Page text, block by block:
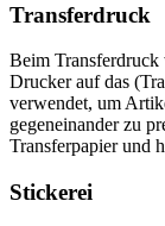
Transferdruck
Beim Transferdruck
Drucker auf das
verwendet, um
gegeneinander zu
Transferpapier und
Stickerei